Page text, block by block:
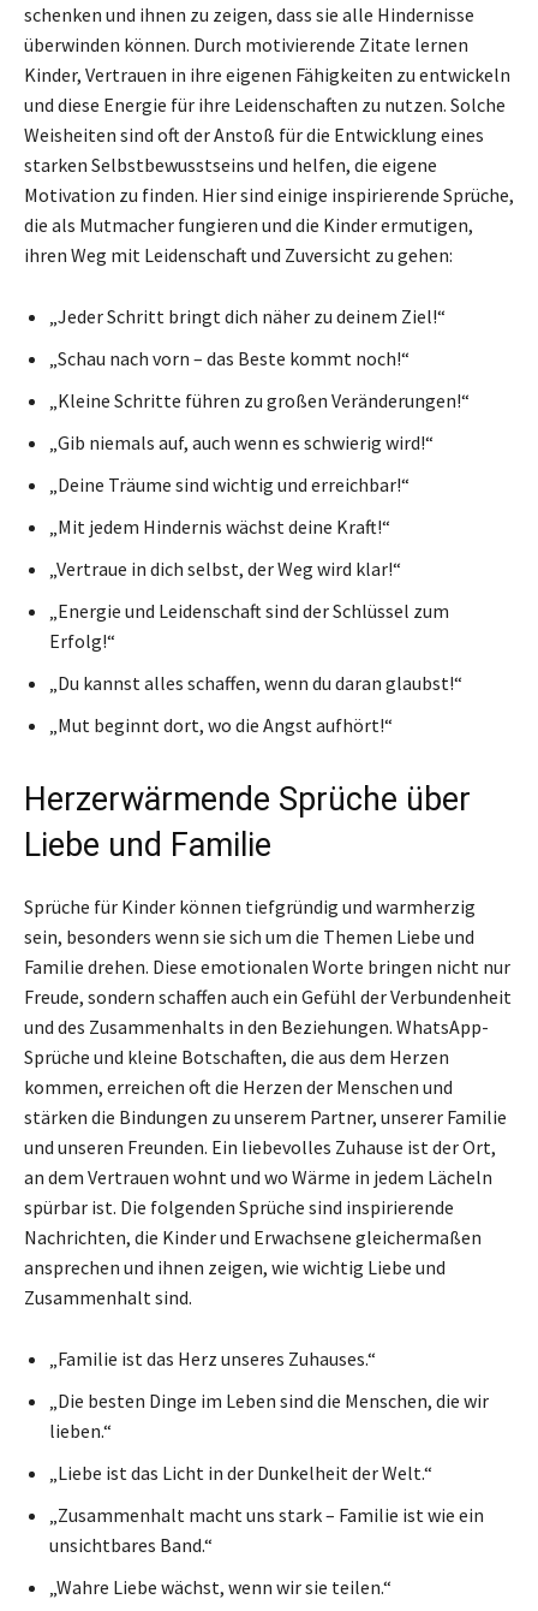
schenken und ihnen zu zeigen, dass sie alle Hindernisse
überwinden können. Durch motivierende Zitate lernen
Kinder, Vertrauen in ihre eigenen Fähigkeiten zu entwickeln
und diese Energie für ihre Leidenschaften zu nutzen. Solche
Weisheiten sind oft der Anstoß für die Entwicklung eines
starken Selbstbewusstseins und helfen, die eigene
Motivation zu finden. Hier sind einige inspirierende Sprüche,
die als Mutmacher fungieren und die Kinder ermutigen,
ihren Weg mit Leidenschaft und Zuversicht zu gehen:
„Jeder Schritt bringt dich näher zu deinem Ziel!“
„Schau nach vorn – das Beste kommt noch!“
„Kleine Schritte führen zu großen Veränderungen!“
„Gib niemals auf, auch wenn es schwierig wird!“
„Deine Träume sind wichtig und erreichbar!“
„Mit jedem Hindernis wächst deine Kraft!“
„Vertraue in dich selbst, der Weg wird klar!“
„Energie und Leidenschaft sind der Schlüssel zum
Erfolg!“
„Du kannst alles schaffen, wenn du daran glaubst!“
„Mut beginnt dort, wo die Angst aufhört!“
Herzerwärmende Sprüche über
Liebe und Familie
Sprüche für Kinder können tiefgründig und warmherzig
sein, besonders wenn sie sich um die Themen Liebe und
Familie drehen. Diese emotionalen Worte bringen nicht nur
Freude, sondern schaffen auch ein Gefühl der Verbundenheit
und des Zusammenhalts in den Beziehungen. WhatsApp-
Sprüche und kleine Botschaften, die aus dem Herzen
kommen, erreichen oft die Herzen der Menschen und
stärken die Bindungen zu unserem Partner, unserer Familie
und unseren Freunden. Ein liebevolles Zuhause ist der Ort,
an dem Vertrauen wohnt und wo Wärme in jedem Lächeln
spürbar ist. Die folgenden Sprüche sind inspirierende
Nachrichten, die Kinder und Erwachsene gleichermaßen
ansprechen und ihnen zeigen, wie wichtig Liebe und
Zusammenhalt sind.
„Familie ist das Herz unseres Zuhauses.“
„Die besten Dinge im Leben sind die Menschen, die wir
lieben.“
„Liebe ist das Licht in der Dunkelheit der Welt.“
„Zusammenhalt macht uns stark – Familie ist wie ein
unsichtbares Band.“
„Wahre Liebe wächst, wenn wir sie teilen.“